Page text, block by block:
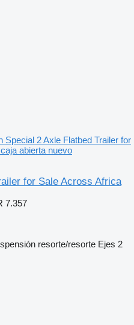
Special 2 Axle Flatbed Trailer for
abierta nuevo
for Sale Across Africa
7.357
resorte/resorte Ejes 2